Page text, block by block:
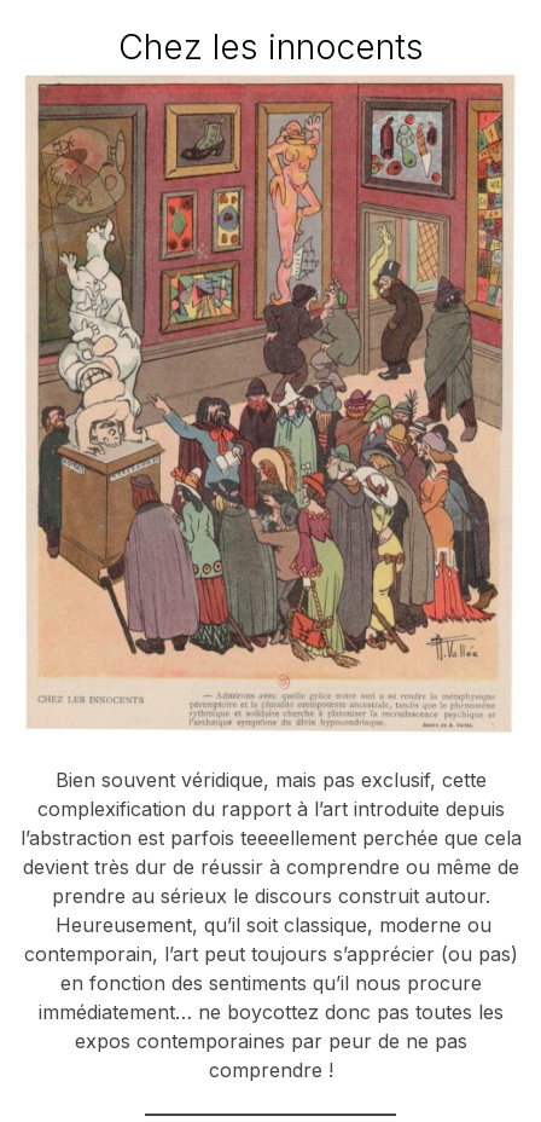
Chez les innocents
Bien souvent véridique, mais pas exclusif, cette
complexification du rapport à l’art introduite depuis
l’abstraction est parfois teeeellement perchée que cela
devient très dur de réussir à comprendre ou même de
prendre au sérieux le discours construit autour.
Heureusement, qu’il soit classique, moderne ou
contemporain, l’art peut toujours s’apprécier (ou pas)
en fonction des sentiments qu’il nous procure
immédiatement… ne boycottez donc pas toutes les
expos contemporaines par peur de ne pas
comprendre !